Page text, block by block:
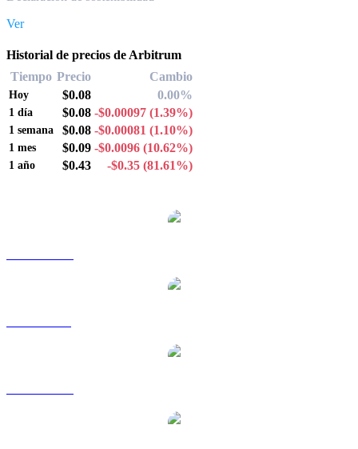
Ver
Historial de precios de Arbitrum
Tiempo Precio Cambio
Hoy $0.08 0.00%
1 día $0.08 -$0.00097 (1.39%)
1 semana $0.08 -$0.00081 (1.10%)
1 mes $0.09 -$0.0096 (10.62%)
1 año $0.43 -$0.35 (81.61%)